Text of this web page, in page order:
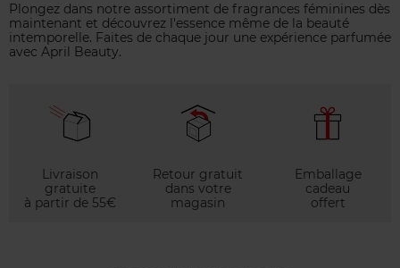
Plongez dans notre assortiment de fragrances féminines dès
maintenant et découvrez l'essence même de la beauté
intemporelle. Faites de chaque jour une expérience parfumée
avec April Beauty.
Livraison
gratuite
à partir de 55€
Retour gratuit
dans votre
magasin
Emballage
cadeau
offert